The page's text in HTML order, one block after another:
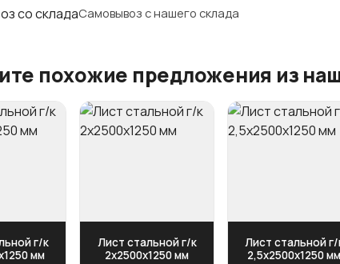
Самовывоз с нашего склада
похожие предложения из
г/к
мм
Лист стальной г/к
2х2500х1250 мм
Лист стальной г/
2,5х2500х1250 мм